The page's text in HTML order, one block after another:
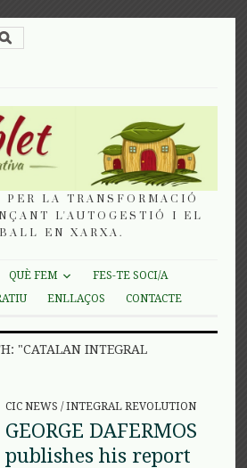
PER LA TRANSFORMACIÓ
L'AUTOGESTIÓ I EL
EN XARXA.
QUÈ FEM
FES-TE SOCI/A
ENLLAÇOS CONTACTE
"CATALAN INTEGRAL
CIC NEWS /INTEGRAL REVOLUTION
GEORGE DAFERMOS
publishes his report